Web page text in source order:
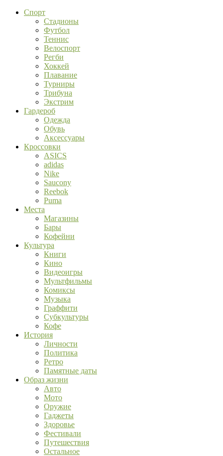
Спорт
Стадионы
Футбол
Теннис
Велоспорт
Регби
Хоккей
Плавание
Турниры
Трибуна
Экстрим
Гардероб
Одежда
Обувь
Аксессуары
Кроссовки
ASICS
adidas
Nike
Saucony
Reebok
Puma
Места
Магазины
Бары
Кофейни
Культура
Книги
Кино
Видеоигры
Мультфильмы
Комиксы
Музыка
Граффити
Субкультуры
Кофе
История
Личности
Политика
Ретро
Памятные даты
Образ жизни
Авто
Мото
Оружие
Гаджеты
Здоровье
Фестивали
Путешествия
Остальное